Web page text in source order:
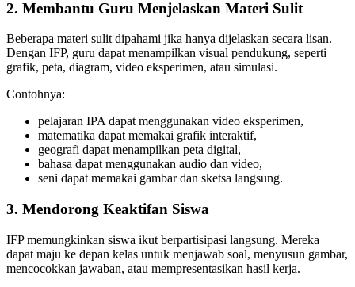
2. Membantu Guru Menjelaskan Materi Sulit
Beberapa materi sulit dipahami jika hanya dijelaskan secara lisan.
Dengan IFP, guru dapat menampilkan visual pendukung, seperti
grafik, peta, diagram, video eksperimen, atau simulasi.
Contohnya:
pelajaran IPA dapat menggunakan video eksperimen,
matematika dapat memakai grafik interaktif,
geografi dapat menampilkan peta digital,
bahasa dapat menggunakan audio dan video,
seni dapat memakai gambar dan sketsa langsung.
3. Mendorong Keaktifan Siswa
IFP memungkinkan siswa ikut berpartisipasi langsung. Mereka
dapat maju ke depan kelas untuk menjawab soal, menyusun gambar,
mencocokkan jawaban, atau mempresentasikan hasil kerja.